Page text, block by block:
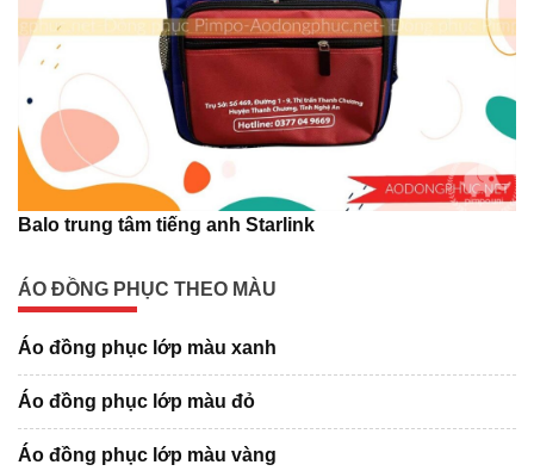
Balo trung tâm tiếng anh Starlink
ÁO ĐỒNG PHỤC THEO MÀU
Áo đồng phục lớp màu xanh
Áo đồng phục lớp màu đỏ
Áo đồng phục lớp màu vàng